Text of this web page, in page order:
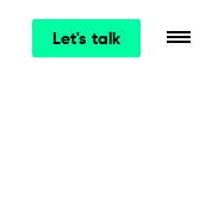
Let's talk